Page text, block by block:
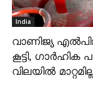
India
വാണിജ്യ
കൂട്ടി,
വിലയിൽ